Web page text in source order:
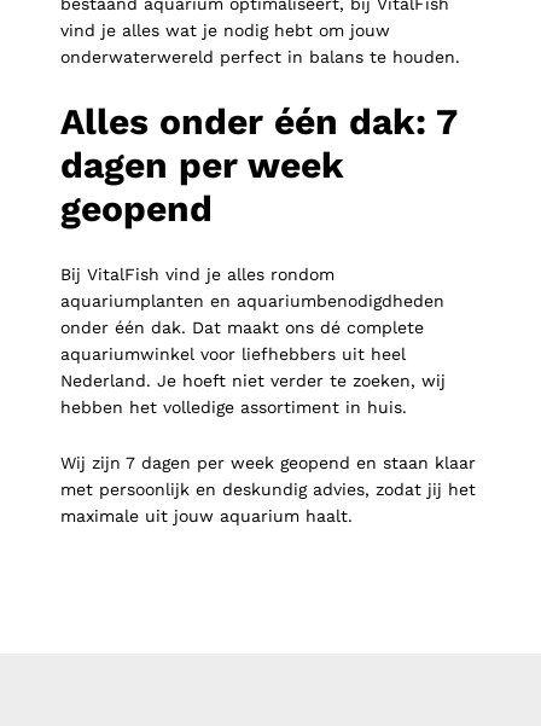
bestaand aquarium optimaliseert, bij VitalFish
vind je alles wat je nodig hebt om jouw
onderwaterwereld perfect in balans te houden.
Alles onder één dak: 7
dagen per week
geopend
Bij VitalFish vind je alles rondom
aquariumplanten en aquariumbenodigdheden
onder één dak. Dat maakt ons dé complete
aquariumwinkel voor liefhebbers uit heel
Nederland. Je hoeft niet verder te zoeken, wij
hebben het volledige assortiment in huis.
Wij zijn 7 dagen per week geopend en staan klaar
met persoonlijk en deskundig advies, zodat jij het
maximale uit jouw aquarium haalt.